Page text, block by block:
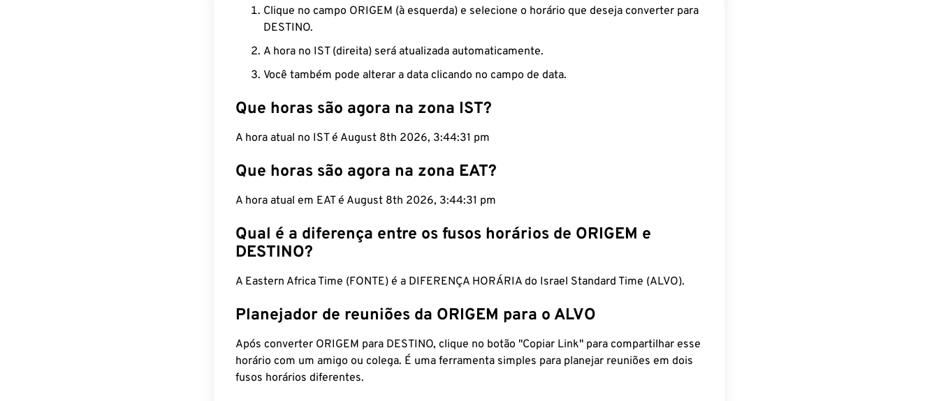
Clique no campo ORIGEM (à esquerda) e selecione o horário que deseja converter para
DESTINO.
A hora no IST (direita) será atualizada automaticamente.
Você também pode alterar a data clicando no campo de data.
Que horas são agora na zona IST?
A hora atual no IST é August 8th 2026, 3:44:32 pm
Que horas são agora na zona EAT?
A hora atual em EAT é August 8th 2026, 3:44:32 pm
Qual é a diferença entre os fusos horários de ORIGEM e
DESTINO?
A Eastern Africa Time (FONTE) é a DIFERENÇA HORÁRIA do Israel Standard Time (ALVO).
Planejador de reuniões da ORIGEM para o ALVO
Após converter ORIGEM para DESTINO, clique no botão "Copiar Link" para compartilhar esse
horário com um amigo ou colega. É uma ferramenta simples para planejar reuniões em dois
fusos horários diferentes.